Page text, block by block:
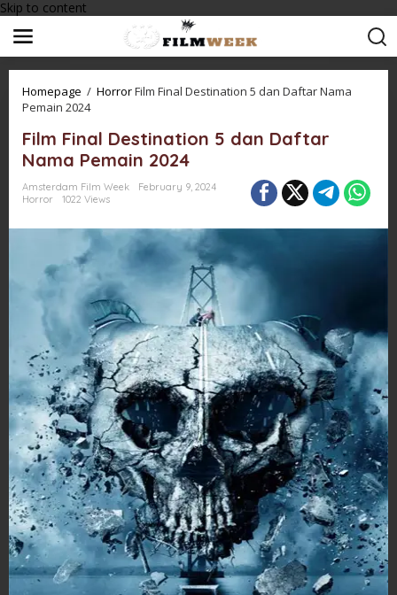
Skip to content
Homepage / HorrorFilm Final Destination 5 dan Daftar Nama
Pemain 2024
Film Final Destination 5 dan Daftar
Nama Pemain 2024
Amsterdam Film Week
February 9, 2024
Horror
1022 Views